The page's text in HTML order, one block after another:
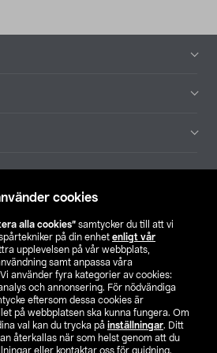
cookies
alla cookies” samtycker du till att vi
på din enhet enligt vår
upplevelsen på vår webbplats,
samt anpassa våra
använder fyra kategorier av cookies:
och annonsering. För nödvändiga
eftersom dessa cookies är
på webbplatsen ska kunna fungera. Om
val kan du trycka på inställningar. Ditt
återkallas när som helst genom att du
eller kontaktar oss för guidning.
Hitta butik
SE NO FI